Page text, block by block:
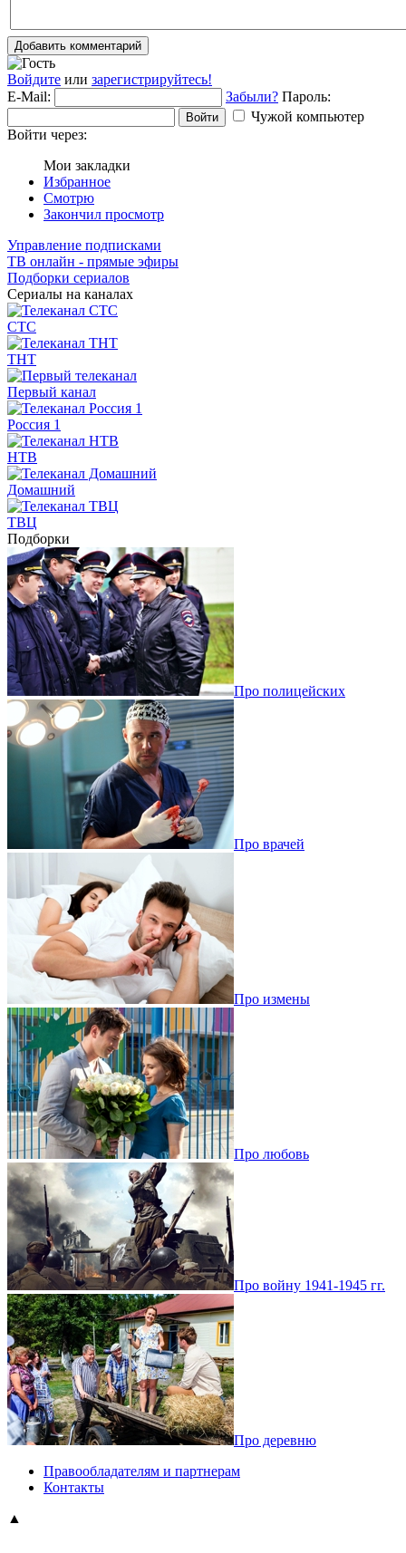
Добавить комментарий
Войдите или зарегистрируйтесь!
E-Mail:
Забыли? Пароль:
Войти
Чужой компьютер
Войти через:
Мои закладки
Избранное
Смотрю
Закончил просмотр
Управление подписками
ТВ онлайн - прямые эфиры
Подборки сериалов
Сериалы на каналах
СТС
ТНТ
Первый канал
Россия 1
НТВ
Домашний
ТВЦ
Подборки
Про полицейских
Про врачей
Про измены
Про любовь
Про войну 1941-1945 гг.
Про деревню
Правообладателям и партнерам
Контакты
▲